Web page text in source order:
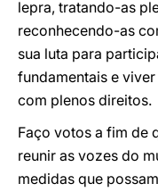
lepra, tratando-as
reconhecendo-as
sua luta para
fundamentais e
com plenos direitos.
Faço votos a fim de
reunir as vozes do
medidas que